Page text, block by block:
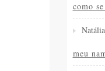
como
meu